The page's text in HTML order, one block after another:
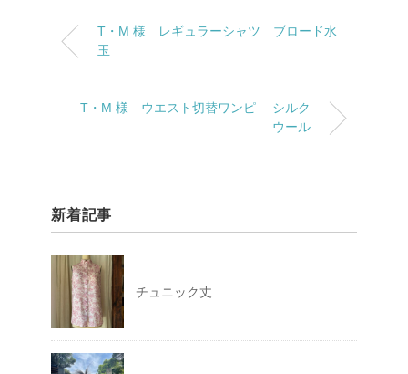
T・M 様 レギュラーシャツ ブロード水
玉
T・M 様 ウエスト切替ワンピ シルク
ウール
新着記事
チュニック丈